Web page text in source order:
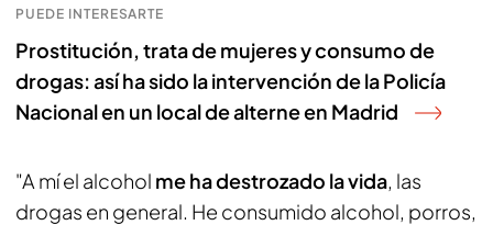
PUEDE INTERESARTE
Prostitución, trata de mujeres y consumo de
drogas: así ha sido la intervención de la Policía
Nacional en un local de alterne en Madrid
"A mí el alcohol me ha destrozado la vida, las
drogas en general. He consumido alcohol, porros,